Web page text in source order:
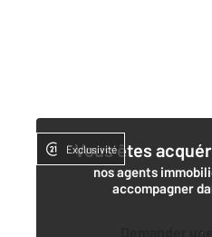
Vous êtes
nos agents
accompagner
Demander
Exclusivité